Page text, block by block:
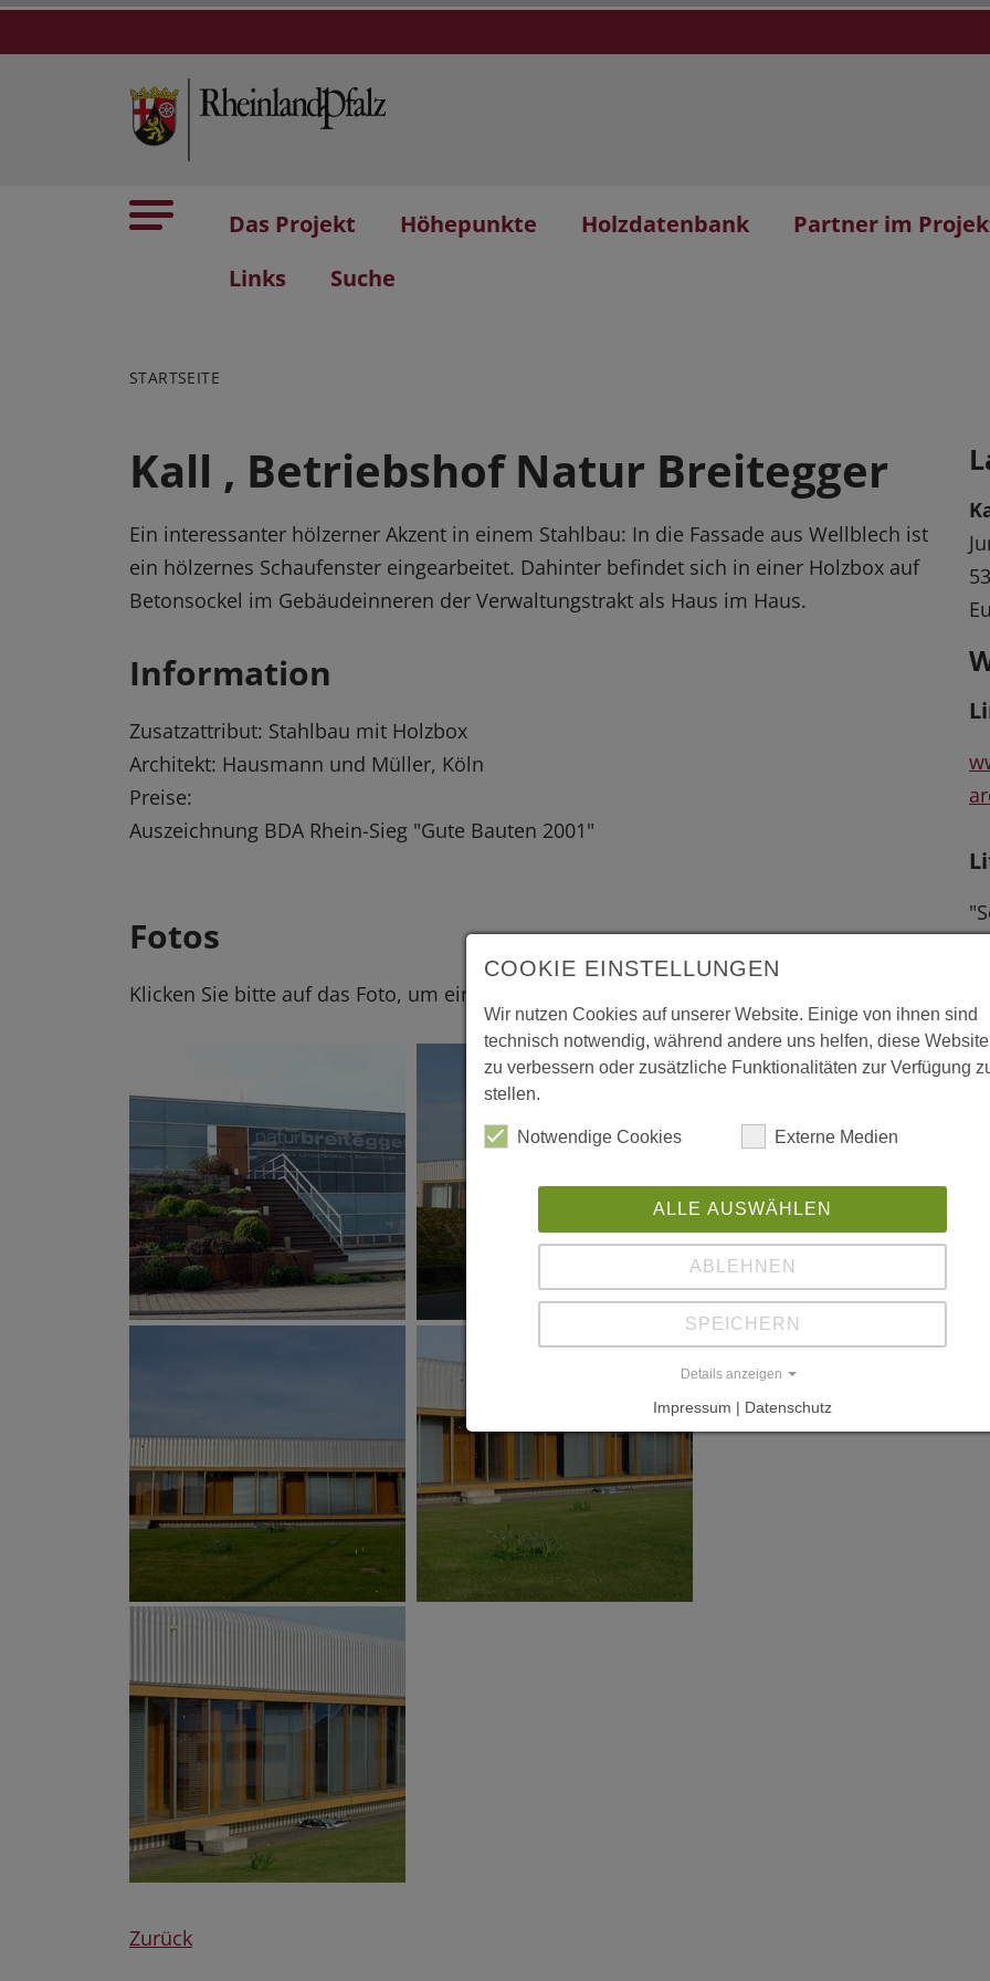
Das Projekt Höhepunkte Holzdatenbank
Partner im
Links
Suche
STARTSEITE
Kall , Betriebshof Natur Breitegger
Ein interessanter hölzerner Akzent in einem Stahlbau: In die Fassade aus Wellblech ist
ein hölzernes Schaufenster eingearbeitet. Dahinter befindet sich in einer Holzbox auf
Betonsockel im Gebäudeinneren der Verwaltungstrakt als Haus im Haus.
Information
Zusatzattribut: Stahlbau mit Holzbox
Architekt: Hausmann und Müller, Köln
Preise:
Auszeichnung BDA Rhein-Sieg "Gute Bauten 2001"
Fotos
Klicken Sie bitte auf das Foto, um eine vergrößerte Darstellung zu erhalten.
Zurück
COOKIE EINSTELLUNGEN
Wir nutzen Cookies auf unserer Website. Einige von ihnen sind
technisch notwendig, während andere uns helfen, diese Website
zu verbessern oder zusätzliche Funktionalitäten zur Verfügung
stellen.
Notwendige Cookies Externe Medien
ALLE AUSWÄHLEN
ABLEHNEN
SPEICHERN
Details anzeigen
Impressum | Datenschutz